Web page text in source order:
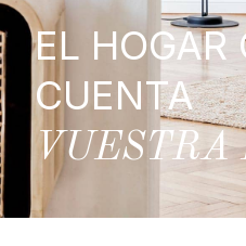
EL HOGAR
CUENTA
VUESTRA